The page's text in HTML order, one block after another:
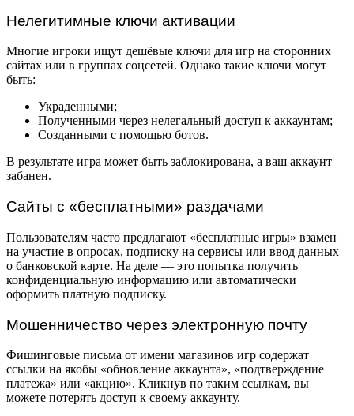
Нелегитимные ключи активации
Многие игроки ищут дешёвые ключи для игр на сторонних
сайтах или в группах соцсетей. Однако такие ключи могут
быть:
Украденными;
Полученными через нелегальный доступ к аккаунтам;
Созданными с помощью ботов.
В результате игра может быть заблокирована, а ваш аккаунт —
забанен.
Сайты с «бесплатными» раздачами
Пользователям часто предлагают «бесплатные игры» взамен
на участие в опросах, подписку на сервисы или ввод данных
о банковской карте. На деле — это попытка получить
конфиденциальную информацию или автоматически
оформить платную подписку.
Мошенничество через электронную почту
Фишинговые письма от имени магазинов игр содержат
ссылки на якобы «обновление аккаунта», «подтверждение
платежа» или «акцию». Кликнув по таким ссылкам, вы
можете потерять доступ к своему аккаунту.